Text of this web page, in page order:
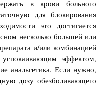
в крови больного
для блокирования
это достигается
несколько большей или
и/или комбинацией
эффектом,
анальгетика. Если нужно,
дозу обезболивающего